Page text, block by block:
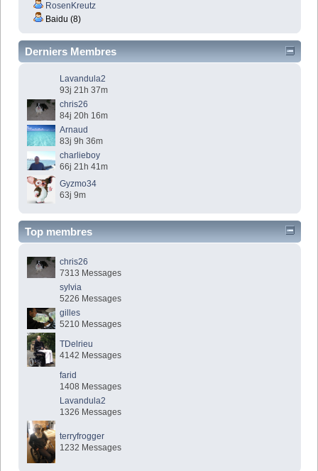
RosenKreutz
Baidu (8)
Derniers Membres
Lavandula2
93j 21h 37m
chris26
84j 20h 16m
Arnaud
83j 9h 36m
charlieboy
66j 21h 41m
Gyzmo34
63j 9m
Top membres
chris26
7313 Messages
sylvia
5226 Messages
gilles
5210 Messages
TDelrieu
4142 Messages
farid
1408 Messages
Lavandula2
1326 Messages
terryfrogger
1232 Messages